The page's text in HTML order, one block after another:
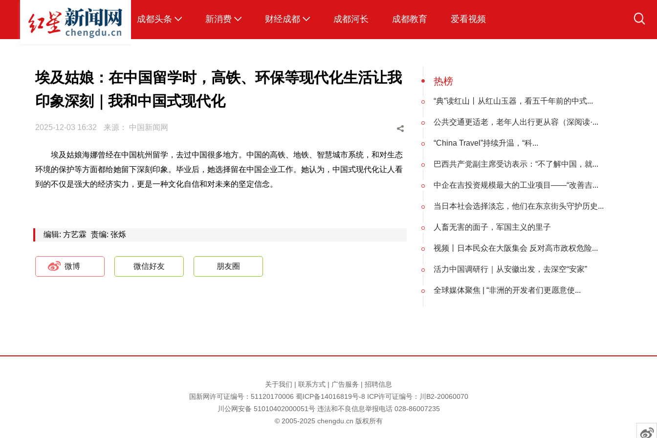
成都头条
本地
国内
热点专题
传真机
新消费 财经成都 成都河长 成都教育 爱看视频
埃及姑娘：在中国留学时，高铁、环保等现代化生活让我
印象深刻｜我和中国式现代化
2025-12-03 16:32 来源： 中国新闻网
埃及姑娘海娜曾经在中国杭州留学，去过中国很多地方。中国的高铁、地铁、智慧城市系统，和对生态
环境的保护等方面都给她留下深刻印象。毕业后，她选择留在中国企业工作。她认为，中国式现代化让人看
到的不仅是强大的经济实力，更是一种文化自信和对未来的坚定信念。
编辑: 方艺霖 责编: 张烁
微博 微信好友 朋友圈
热榜
“典”读红山丨从红山玉器，看五千年前的中式...
公共交通更适老，老年人出行更从容（深阅读·...
“China Travel”持续升温，“科...
巴西共产党副主席受访表示：“不了解中国，就...
中企在吉投资规模最大的工业项目——“改善吉...
当日本社会选择淡忘，他们在东京街头守护历史...
人畜无害的面子，军国主义的里子
视频丨日本民众在大阪集会 反对高市政权危险...
活力中国调研行｜从安徽出发，去深空“安家”
全球媒体聚焦 | “非洲的开发者们更愿意使...
关于我们 | 联系方式 | 广告服务 | 招聘信息
国新网许可证编号：51120170006 蜀ICP备14016819号-8 ICP许可证编号：川B2-20060070
川公网安备 51010402000051号 违法和不良信息举报电话 028-86007235
© 2005-2025 chengdu.cn 版权所有